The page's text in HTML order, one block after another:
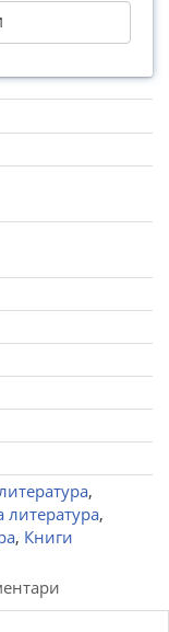
,
литература,
, Книги